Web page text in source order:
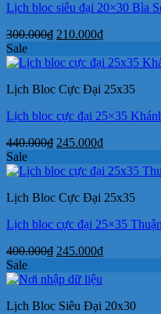
Lịch bloc siêu đại 20×30 Bìa
300.000₫ Giá
là:
210.000₫Giá
tại
210.000₫.
Sale
Lịch Bloc Cực Đại 25x35
Lịch bloc cực đại 25×35
440.000₫ Giá
là:
245.000₫Giá
tại
245.000₫.
Sale
Lịch Bloc Cực Đại 25x35
Lịch bloc cực đại 25×35
400.000₫ Giá
là:
245.000₫Giá
245.000₫.
Sale
Lịch Bloc Siêu Đại 20x30